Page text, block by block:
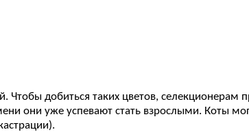
добиться таких цветов, селекционерам
они уже успевают стать взрослыми. Коты